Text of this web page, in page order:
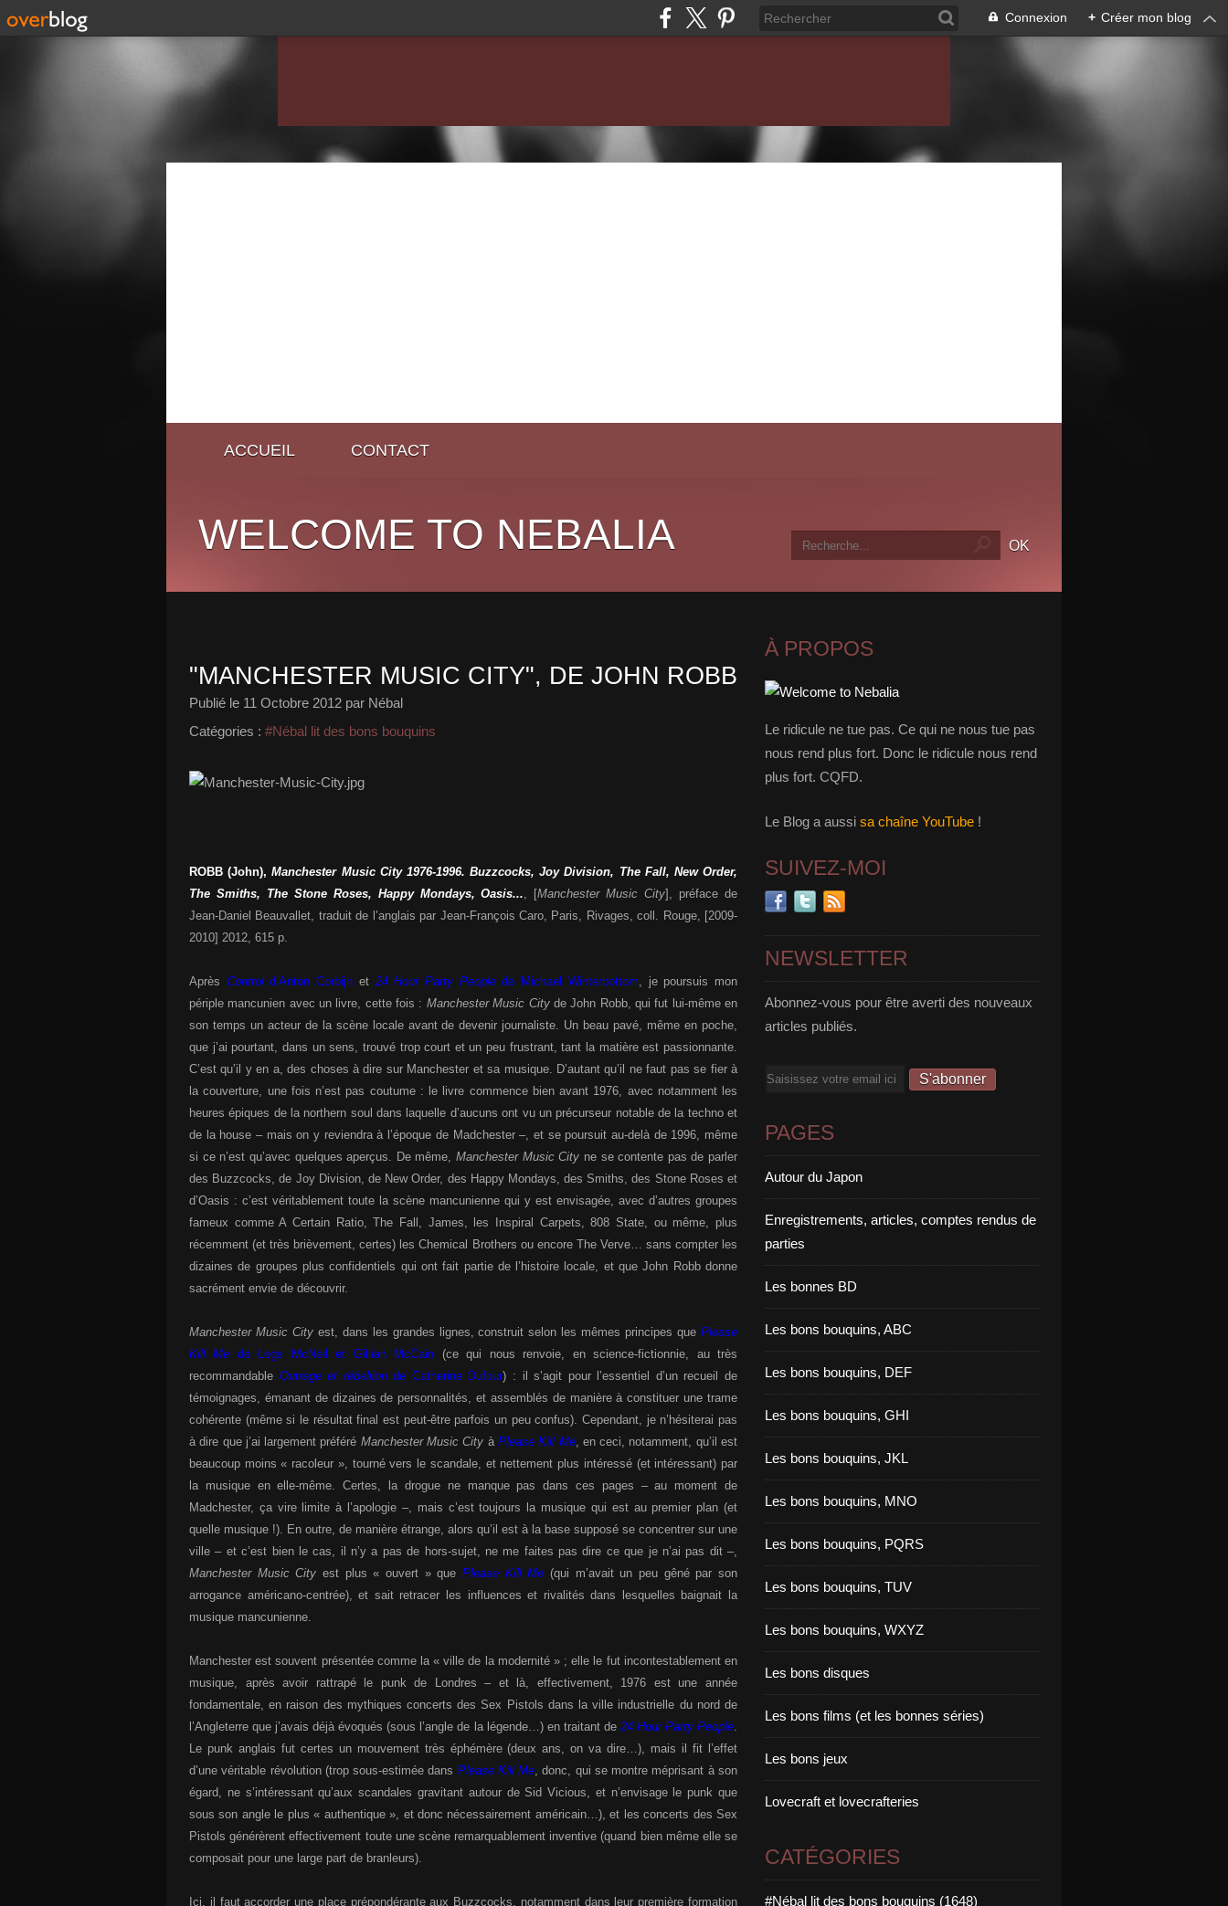
Connexion + Créer mon blog
ACCUEIL CONTACT
WELCOME TO NEBALIA
"MANCHESTER MUSIC CITY", DE JOHN ROBB
Publié le 11 Octobre 2012 par Nébal
Catégories : #Nébal lit des bons bouquins
ROBB (John),Manchester Music City 1976-1996. Buzzcocks, Joy Division, The Fall, New Order,
The Smiths, The Stone Roses, Happy Mondays, Oasis..., [Manchester Music City], préface de
Jean-Daniel Beauvallet, traduit de l’anglais par Jean-François Caro, Paris, Rivages, coll. Rouge, [2009-
2010] 2012, 615 p.
Après Controld’Anton Corbijn et 24 Hour Party Peoplede Michael Winterbottom, je poursuis mon
périple mancunien avec un livre, cette fois : Manchester Music Cityde John Robb, qui fut lui-même en
son temps un acteur de la scène locale avant de devenir journaliste. Un beau pavé, même en poche,
que j’ai pourtant, dans un sens, trouvé trop court et un peu frustrant, tant la matière est passionnante.
C’est qu’il y en a, des choses à dire sur Manchester et sa musique. D’autant qu’il ne faut pas se fier à
la couverture, une fois n’est pas coutume : le livre commence bien avant 1976, avec notamment les
heures épiques de la northern soul dans laquelle d’aucuns ont vu un précurseur notable de la techno et
de la house – mais on y reviendra à l’époque de Madchester –, et se poursuit au-delà de 1996, même
si ce n’est qu’avec quelques aperçus. De même, Manchester Music City ne se contente pas de parler
des Buzzcocks, de Joy Division, de New Order, des Happy Mondays, des Smiths, des Stone Roses et
d’Oasis : c’est véritablement toute la scène mancunienne qui y est envisagée, avec d’autres groupes
fameux comme A Certain Ratio, The Fall, James, les Inspiral Carpets, 808 State, ou même, plus
récemment (et très brièvement, certes) les Chemical Brothers ou encore The Verve… sans compter les
dizaines de groupes plus confidentiels qui ont fait partie de l’histoire locale, et que John Robb donne
sacrément envie de découvrir.
Manchester Music City est, dans les grandes lignes, construit selon les mêmes principes quePlease
Kill Me de Legs McNeil et Gillian McCain (ce qui nous renvoie, en science-fictionnie, au très
recommandable Outrage et rébellionde Catherine Dufour) : il s’agit pour l’essentiel d’un recueil de
témoignages, émanant de dizaines de personnalités, et assemblés de manière à constituer une trame
cohérente (même si le résultat final est peut-être parfois un peu confus). Cependant, je n’hésiterai pas
à dire que j’ai largement préféré Manchester Music City à Please Kill Me, en ceci, notamment, qu’il est
beaucoup moins « racoleur », tourné vers le scandale, et nettement plus intéressé (et intéressant) par
la musique en elle-même. Certes, la drogue ne manque pas dans ces pages – au moment de
Madchester, ça vire limite à l’apologie –, mais c’est toujours la musique qui est au premier plan (et
quelle musique !). En outre, de manière étrange, alors qu’il est à la base supposé se concentrer sur une
ville – et c’est bien le cas, il n’y a pas de hors-sujet, ne me faites pas dire ce que je n’ai pas dit –,
Manchester Music City est plus « ouvert » quePlease Kill Me (qui m’avait un peu gêné par son
arrogance américano-centrée), et sait retracer les influences et rivalités dans lesquelles baignait la
musique mancunienne.
Manchester est souvent présentée comme la « ville de la modernité » ; elle le fut incontestablement en
musique, après avoir rattrapé le punk de Londres – et là, effectivement, 1976 est une année
fondamentale, en raison des mythiques concerts des Sex Pistols dans la ville industrielle du nord de
l’Angleterre que j’avais déjà évoqués (sous l’angle de la légende…) en traitant de 24 Hour Party People.
Le punk anglais fut certes un mouvement très éphémère (deux ans, on va dire…), mais il fit l’effet
d’une véritable révolution (trop sous-estimée dans Please Kill Me, donc, qui se montre méprisant à son
égard, ne s’intéressant qu’aux scandales gravitant autour de Sid Vicious, et n’envisage le punk que
sous son angle le plus « authentique », et donc nécessairement américain…), et les concerts des Sex
Pistols générèrent effectivement toute une scène remarquablement inventive (quand bien même elle se
composait pour une large part de branleurs).
Ici, il faut accorder une place prépondérante aux Buzzcocks, notamment dans leur première formation
À PROPOS
Le ridicule ne tue pas. Ce qui ne nous tue pas
nous rend plus fort. Donc le ridicule nous rend
plus fort. CQFD.
Le Blog a aussi sa chaîne YouTube !
SUIVEZ-MOI
NEWSLETTER
Abonnez-vous pour être averti des nouveaux
articles publiés.
Email
PAGES
Autour du Japon
Enregistrements, articles, comptes rendus de
parties
Les bonnes BD
Les bons bouquins, ABC
Les bons bouquins, DEF
Les bons bouquins, GHI
Les bons bouquins, JKL
Les bons bouquins, MNO
Les bons bouquins, PQRS
Les bons bouquins, TUV
Les bons bouquins, WXYZ
Les bons disques
Les bons films (et les bonnes séries)
Les bons jeux
Lovecraft et lovecrafteries
CATÉGORIES
#Nébal lit des bons bouquins (1648)